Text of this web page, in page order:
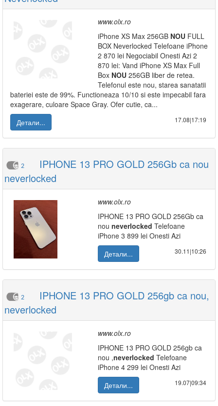
www.olx.ro
iPhone XS Max 256GB NOU FULL
BOX Neverlocked Telefoane iPhone
2 870 lei Negociabil Onesti Azi 2
870 lei: Vand iPhone XS Max Full
Box NOU 256GB liber de retea.
Telefonul este nou, starea sanatatii
bateriei este de 99%. Functioneaza 10/10 si este impecabil fara
exagerare, culoare Space Gray. Ofer cutie, ca...
Детали...
17.08|17:19
2
IPHONE 13 PRO GOLD 256Gb ca nou
neverlocked
www.olx.ro
IPHONE 13 PRO GOLD 256Gb ca
nou neverlocked Telefoane
iPhone 3 899 lei Onesti Azi
Детали...
30.11|10:26
2
IPHONE 13 PRO GOLD 256gb ca nou,
neverlocked
www.olx.ro
IPHONE 13 PRO GOLD 256gb ca
nou ,neverlocked Telefoane
iPhone 4 299 lei Onesti Azi
Детали...
19.07|09:34